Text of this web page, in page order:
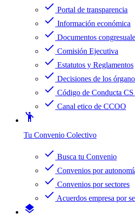
check Portal de transparencia
check Información económica
check Documentos
check Comisión Ejecutiva
check Estatutos y Reglamentos
check Decisiones de los
check Código de Conducta
check Canal etico de CCOO
emoji_people
Tu Convenio Colectivo
check Busca tu Convenio
check Convenios por
check Convenios por sectores
check Acuerdos empresa por
layers